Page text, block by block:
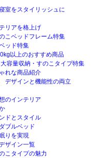
室をスタイリッシュに
リアを格上げ
こベッドフレーム特集
ッド特集
以上のおすすめ商品
容量収納・すのこタイプ特集
れな商品紹介
デザインと機能性の両立
のインテリア
ドとスタイル
ブルベッド
りを実現
ザイン一覧
こタイプの魅力